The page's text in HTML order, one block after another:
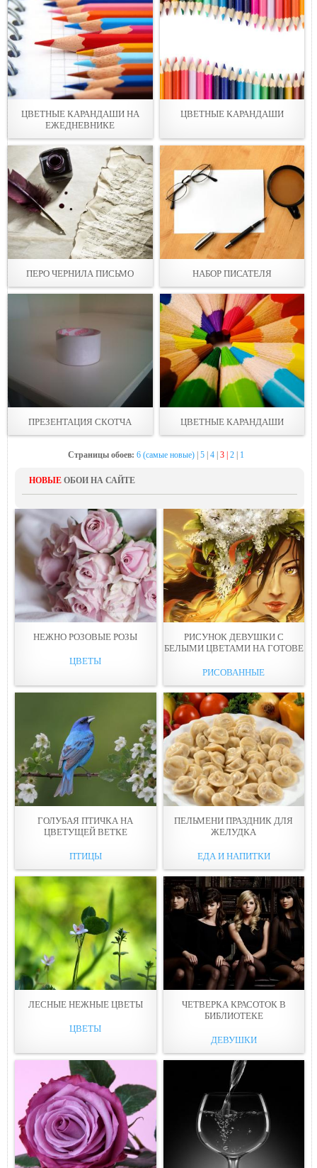
ЦВЕТНЫЕ КАРАНДАШИ НА
ЕЖЕДНЕВНИКЕ
ЦВЕТНЫЕ КАРАНДАШИ
ПЕРО ЧЕРНИЛА ПИСЬМО НАБОР ПИСАТЕЛЯ
ПРЕЗЕНТАЦИЯ СКОТЧА ЦВЕТНЫЕ КАРАНДАШИ
Страницы обоев: 6 (самые новые) 5 4 3 | 2 1
НОВЫЕ ОБОИ НА САЙТЕ
НЕЖНО РОЗОВЫЕ РОЗЫ
ЦВЕТЫ
РИСУНОК ДЕВУШКИ С
БЕЛЫМИ ЦВЕТАМИ НА ГОТОВЕ
РИСОВАННЫЕ
ГОЛУБАЯ ПТИЧКА НА
ЦВЕТУЩЕЙ ВЕТКЕ
ПТИЦЫ
ПЕЛЬМЕНИ ПРАЗДНИК ДЛЯ
ЖЕЛУДКА
ЕДА И НАПИТКИ
ЛЕСНЫЕ НЕЖНЫЕ ЦВЕТЫ
ЦВЕТЫ
ЧЕТВЕРКА КРАСОТОК В
БИБЛИОТЕКЕ
ДЕВУШКИ